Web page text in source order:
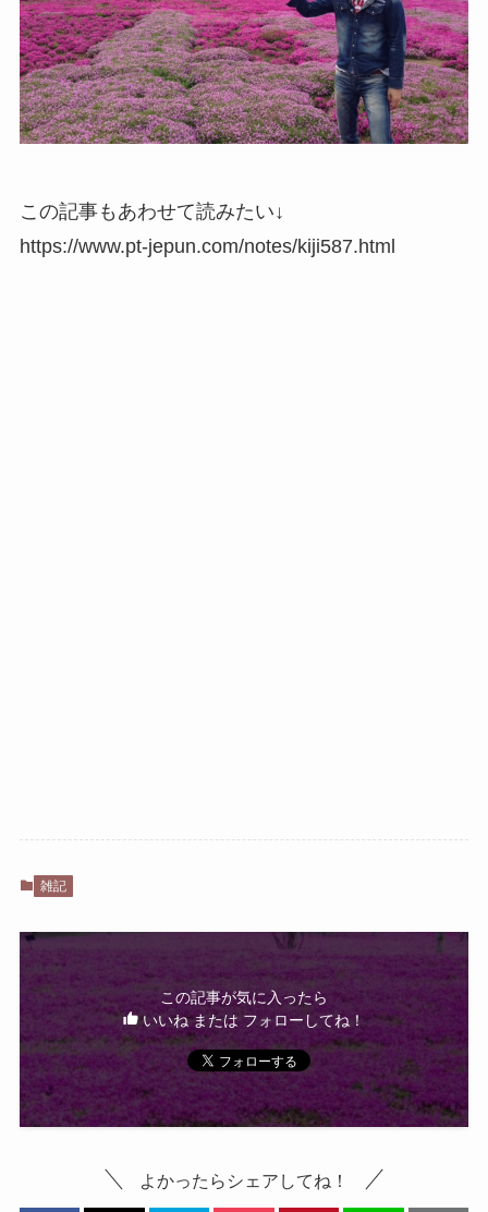
この記事もあわせて読みたい↓
https://www.pt-jepun.com/notes/kiji587.html
雑記
この記事が気に入ったら
いいね または フォローしてね！
よかったらシェアしてね！